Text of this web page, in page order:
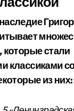
которые стали
классиками
из них: